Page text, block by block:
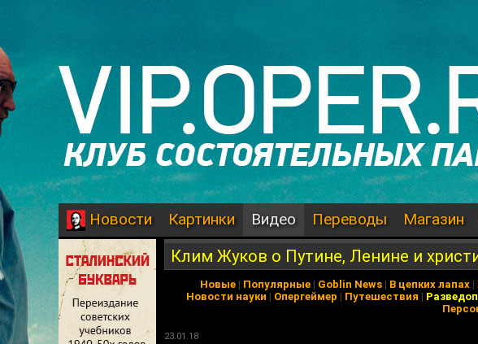
Новости Картинки Видео Переводы Магазин
Клим Жуков о Путине, Ленине и
Новые | Популярные | Goblin News | В цепких лапах |
Новости науки | Опергеймер | Путешествия |
23.01.18